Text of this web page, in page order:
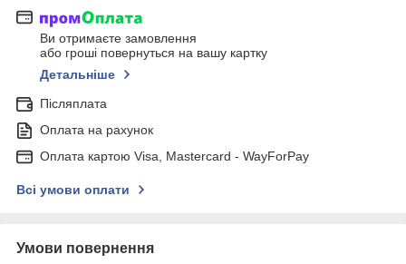
Ви отримаєте замовлення
або гроші повернуться на вашу картку
Детальніше
Післяплата
Оплата на рахунок
Оплата картою Visa, Mastercard - WayForPay
Всі умови оплати
Умови повернення